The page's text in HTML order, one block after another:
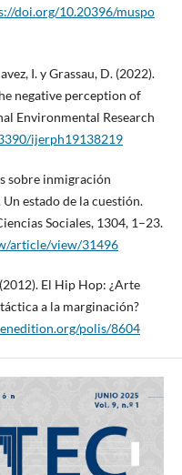
doi.org/10.20396/muspo
I. y Grassau, D. (2022).
negative perception of
Environmental Research
ijerph19138219
sobre inmigración
estado de la cuestión.
Sociales, 1304, 1–23.
article/view/31496
El Hip Hop: ¿Arte
a la marginación?
polis/8604